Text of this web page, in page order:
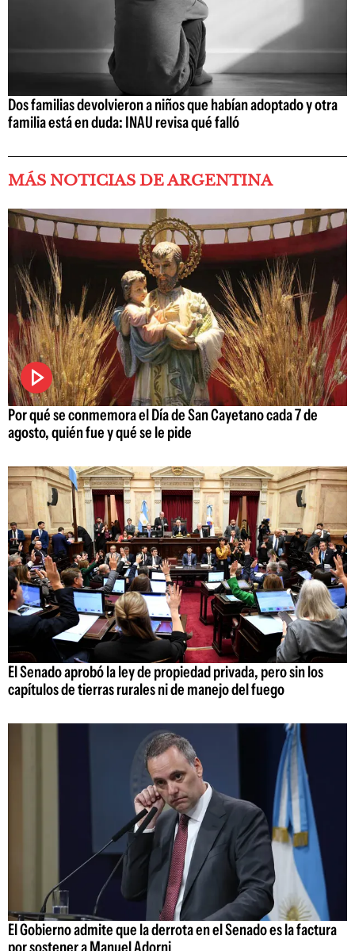
Dos familias devolvieron a niños que habían adoptado y otra
familia está en duda: INAU revisa qué falló
MÁS NOTICIAS DE ARGENTINA
Por qué se conmemora el Día de San Cayetano cada 7 de
agosto, quién fue y qué se le pide
El Senado aprobó la ley de propiedad privada, pero sin los
capítulos de tierras rurales ni de manejo del fuego
El Gobierno admite que la derrota en el Senado es la factura
por sostener a Manuel Adorni